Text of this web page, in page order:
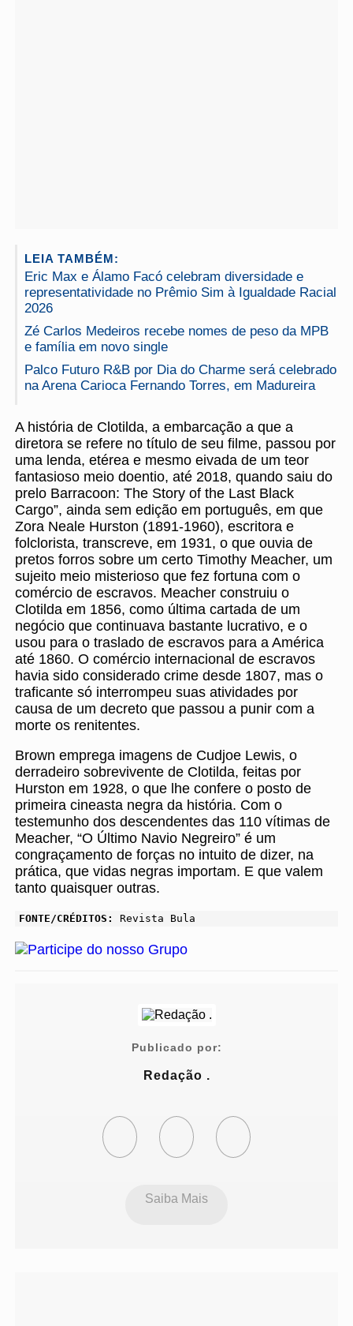
LEIA TAMBÉM:
Eric Max e Álamo Facó celebram diversidade e
representatividade no Prêmio Sim à Igualdade Racial
2026
Zé Carlos Medeiros recebe nomes de peso da MPB
e família em novo single
Palco Futuro R&B por Dia do Charme será celebrado
na Arena Carioca Fernando Torres, em Madureira
A história de Clotilda, a embarcação a que a
diretora se refere no título de seu filme, passou por
uma lenda, etérea e mesmo eivada de um teor
fantasioso meio doentio, até 2018, quando saiu do
prelo Barracoon: The Story of the Last Black
Cargo”, ainda sem edição em português, em que
Zora Neale Hurston (1891-1960), escritora e
folclorista, transcreve, em 1931, o que ouvia de
pretos forros sobre um certo Timothy Meacher, um
sujeito meio misterioso que fez fortuna com o
comércio de escravos. Meacher construiu o
Clotilda em 1856, como última cartada de um
negócio que continuava bastante lucrativo, e o
usou para o traslado de escravos para a América
até 1860. O comércio internacional de escravos
havia sido considerado crime desde 1807, mas o
traficante só interrompeu suas atividades por
causa de um decreto que passou a punir com a
morte os renitentes.
Brown emprega imagens de Cudjoe Lewis, o
derradeiro sobrevivente de Clotilda, feitas por
Hurston em 1928, o que lhe confere o posto de
primeira cineasta negra da história. Com o
testemunho dos descendentes das 110 vítimas de
Meacher, “O Último Navio Negreiro” é um
congraçamento de forças no intuito de dizer, na
prática, que vidas negras importam. E que valem
tanto quaisquer outras.
FONTE/CRÉDITOS: Revista Bula
Publicado por:
Redação .
Saiba Mais